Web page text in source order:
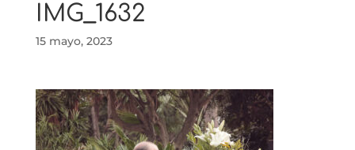
IMG_1632
15 mayo, 2023